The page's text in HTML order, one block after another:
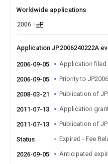
Worldwide applications
2006
JP
Application JP2006240222A
2006-09-05 Application filed
2006-09-05 Priority to
2008-03-21 Publication of
2011-07-13 Application
2011-07-13 Publication of
Status Expired - Fee
2026-09-05 Anticipated